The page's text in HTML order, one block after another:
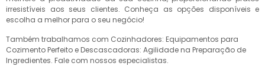
irresistíveis aos seus clientes. Conheça as opções disponíveis e
escolha a melhor para o seu negócio!
Também trabalhamos com Cozinhadores: Equipamentos para
Cozimento Perfeito e Descascadoras: Agilidade na Preparação de
Ingredientes. Fale com nossos especialistas.